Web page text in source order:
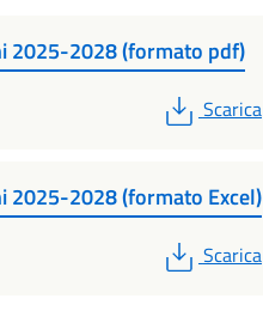
2025-2028 (formato pdf)
PDF
Scarica
2025-2028 (formato Excel)
PDF
Scarica